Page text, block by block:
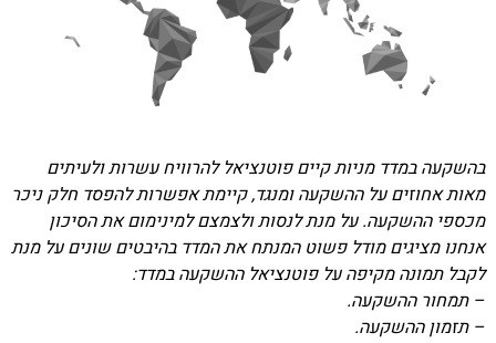
בהשקעה במדד מניות קיים פוטנציאל להרוויח עשרות ולעיתים
מאות אחוזים על ההשקעה ומנגד, קיימת אפשרות להפסד חלק ניכר
מכספי ההשקעה. על מנת לנסות ולצמצם למינימום את הסיכון
אנחנו מציגים מודל פשוט המנתח את המדד בהיבטים שונים על מנת
לקבל תמונה מקיפה על פוטנציאל ההשקעה במדד:
– תמחור ההשקעה.
– תזמון ההשקעה.